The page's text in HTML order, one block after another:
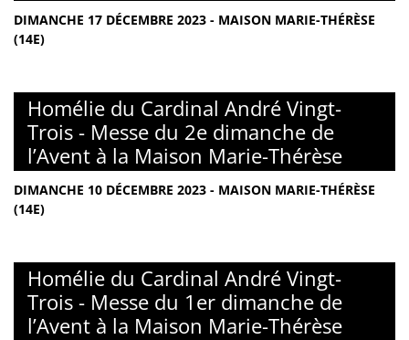
DIMANCHE 17 DÉCEMBRE 2023 - MAISON MARIE-THÉRÈSE
(14E)
Homélie du Cardinal André Vingt-
Trois - Messe du 2e dimanche de
l’Avent à la Maison Marie-Thérèse
DIMANCHE 10 DÉCEMBRE 2023 - MAISON MARIE-THÉRÈSE
(14E)
Homélie du Cardinal André Vingt-
Trois - Messe du 1er dimanche de
l’Avent à la Maison Marie-Thérèse